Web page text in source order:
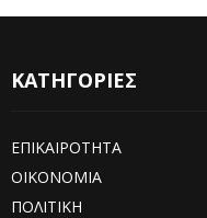
ΚΑΤΗΓΟΡΙΕΣ
ΕΠΙΚΑΙΡΟΤΗΤΑ
ΟΙΚΟΝΟΜΙΑ
ΠΟΛΙΤΙΚΗ